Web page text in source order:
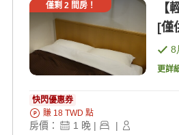
僅剩 2間房！
【
[僅
8
更詳
快閃優惠券
賺 18 TWD 點
房價： 1 晚 | |